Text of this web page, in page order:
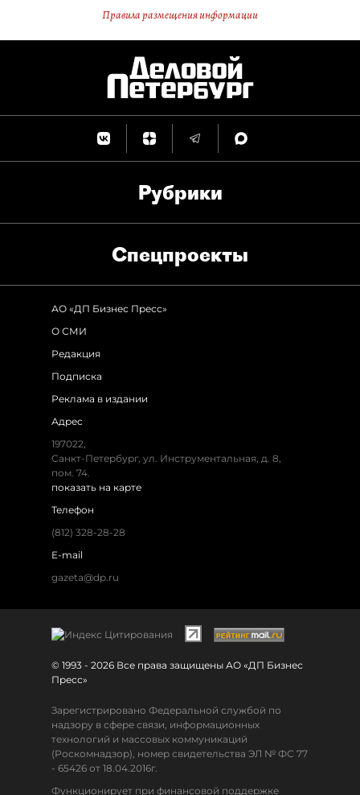
Правила размещения информации
Рубрики
Спец­проекты
АО «ДП Бизнес Пресс»
О СМИ
Редакция
Подписка
Реклама в издании
Адрес
197022,
Санкт-Петербург, ул. Инструментальная, д. 8,
пом. 74.
показать на карте
Телефон
(812) 328-28-28
E-mail
gazeta@dp.ru
© 1993 - 2026 Все права защищены АО «ДП Бизнес
Пресс»
Зарегистрировано Федеральной службой по
надзору в сфере связи, информационных
технологий и массовых коммуникаций
(Роскомнадзор), номер свидетельства ЭЛ № ФС 77
- 65426 от 18.04.2016г.
Функционирует при финансовой поддержке